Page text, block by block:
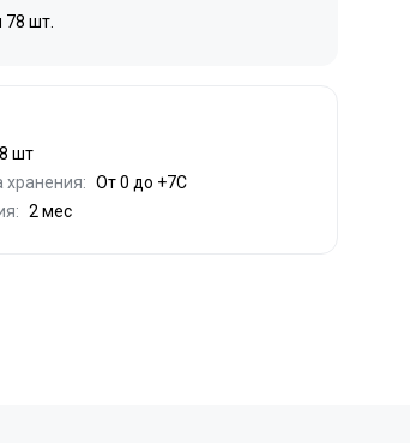
78 шт.
8 шт
хранения: От 0 до +7С
2 мес